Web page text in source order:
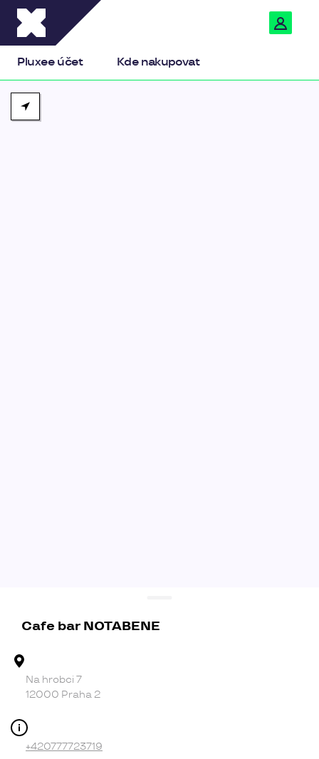
Pluxee účet Kde nakupovat
Cafe bar NOTABENE
Na hrobci 7
12000 Praha 2
+420777723719